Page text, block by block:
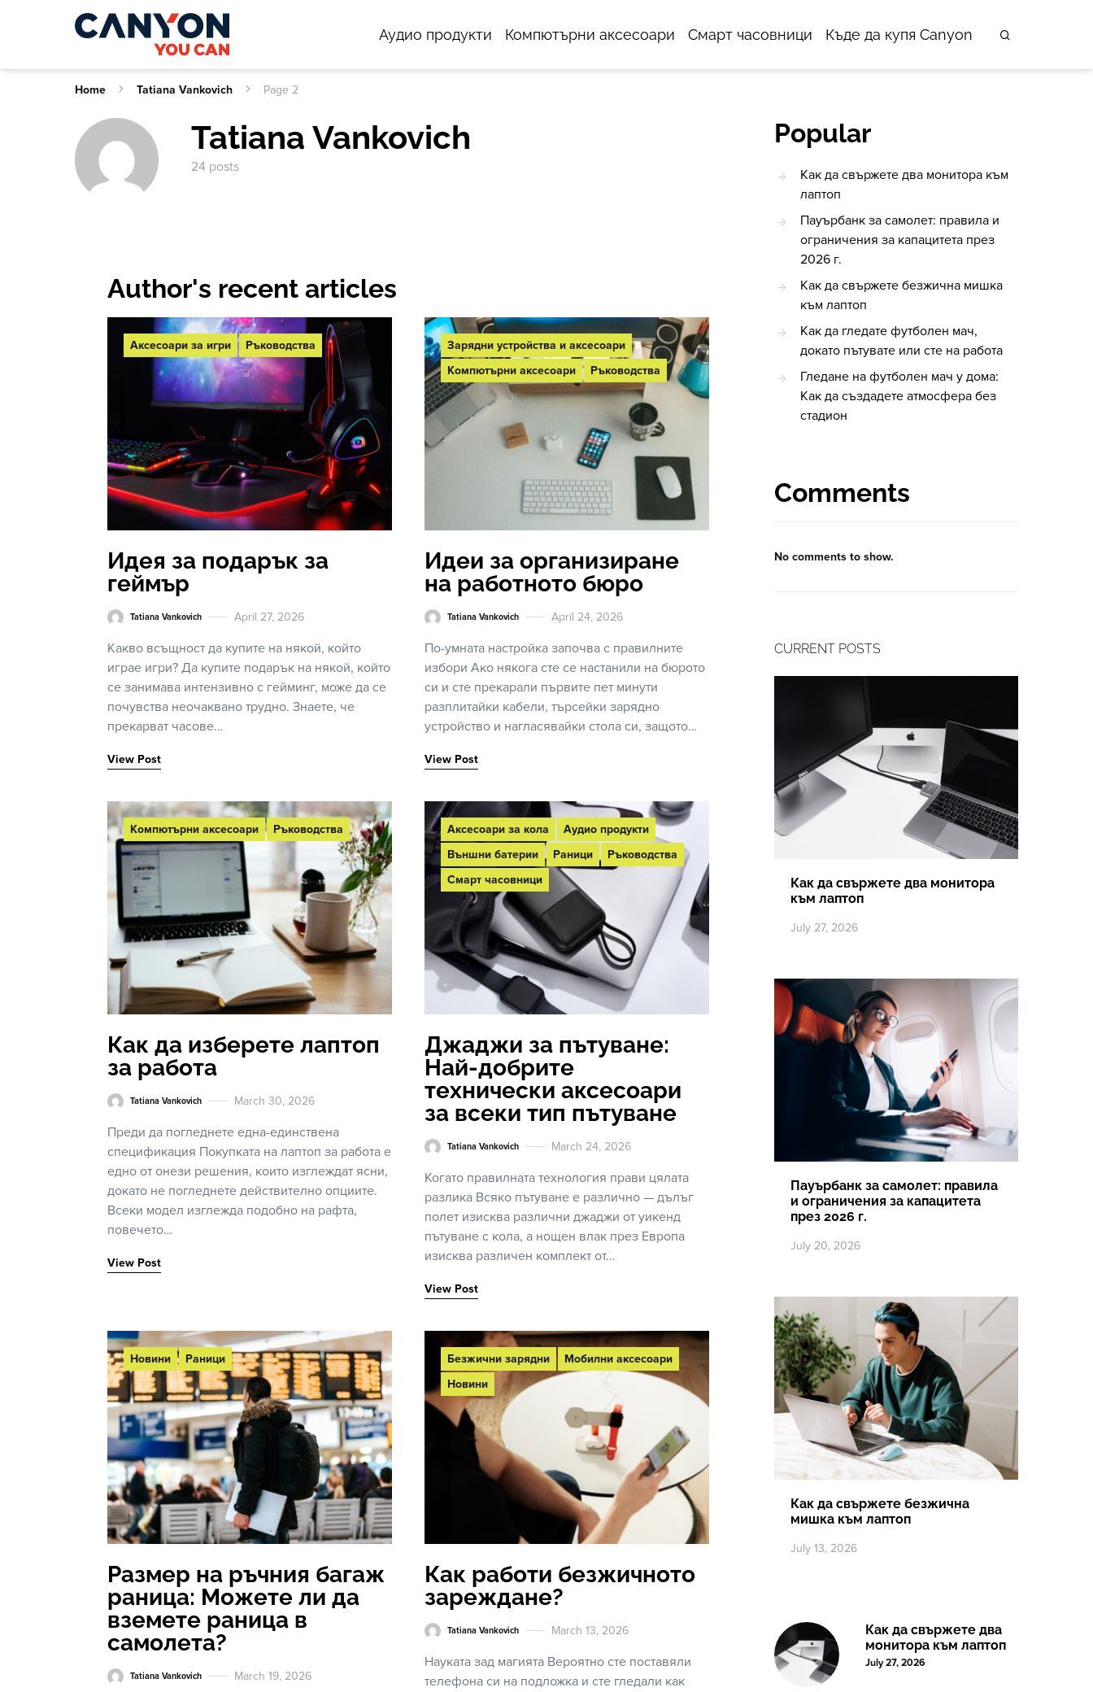
Аудио продукти Компютърни аксесоари Смарт часовници Къде да купя Canyon
Home Tatiana Vankovich Page 2
Tatiana Vankovich
24 posts
Author's recent articles
Аксесоари за игри Ръководства
Идея за подарък за
геймър
Tatiana Vankovich April 27, 2026
Какво всъщност да купите на някой, който
играе игри? Да купите подарък на някой, който
се занимава интензивно с гейминг, може да се
почувства неочаквано трудно. Знаете, че
прекарват часове…
View Post
Зарядни устройства и аксесоари
Компютърни аксесоари
Ръководства
Идеи за организиране
на работното бюро
Tatiana Vankovich April 24, 2026
По-умната настройка започва с правилните
избори Ако някога сте се настанили на бюрото
си и сте прекарали първите пет минути
разплитайки кабели, търсейки зарядно
устройство и нагласявайки стола си, защото…
View Post
Компютърни аксесоари Ръководства
Как да изберете лаптоп
за работа
Tatiana Vankovich March 30, 2026
Преди да погледнете една-единствена
спецификация Покупката на лаптоп за работа е
едно от онези решения, които изглеждат ясни,
докато не погледнете действително опциите.
Всеки модел изглежда подобно на рафта,
повечето…
View Post
Аксесоари за кола
Аудио продукти
Външни батерии
Раници
Ръководства
Смарт часовници
Джаджи за пътуване:
Най-добрите
технически аксесоари
за всеки тип пътуване
Tatiana Vankovich March 24, 2026
Когато правилната технология прави цялата
разлика Всяко пътуване е различно — дълъг
полет изисква различни джаджи от уикенд
пътуване с кола, а нощен влак през Европа
изисква различен комплект от…
View Post
Новини Раници
Размер на ръчния багаж
раница: Можете ли да
вземете раница в
самолета?
Tatiana Vankovich March 19, 2026
Безжични зарядни
Мобилни аксесоари
Новини
Как работи безжичното
зареждане?
Tatiana Vankovich March 13, 2026
Науката зад магията Вероятно сте поставяли
телефона си на подложка и сте гледали как
Popular
Как да свържете два монитора към
лаптоп
Пауърбанк за самолет: правила и
ограничения за капацитета през
2026 г.
Как да свържете безжична мишка
към лаптоп
Как да гледате футболен мач,
докато пътувате или сте на работа
Гледане на футболен мач у дома:
Как да създадете атмосфера без
стадион
Comments
No comments to show.
CURRENT POSTS
Как да свържете два монитора
към лаптоп
July 27, 2026
Пауърбанк за самолет: правила
и ограничения за капацитета
през 2026 г.
July 20, 2026
Как да свържете безжична
мишка към лаптоп
July 13, 2026
Как да свържете два
монитора към лаптоп
July 27, 2026